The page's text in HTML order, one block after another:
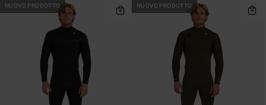
NUOVO PRODOTTO NUOVO PRODOTTO